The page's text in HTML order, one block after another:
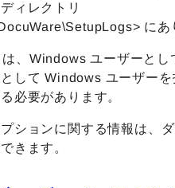
ィレクトリ
にあ
、Windows ユーザーと
して Windows ユーザーを
必要があります。
ションに関する情報は、
きます。